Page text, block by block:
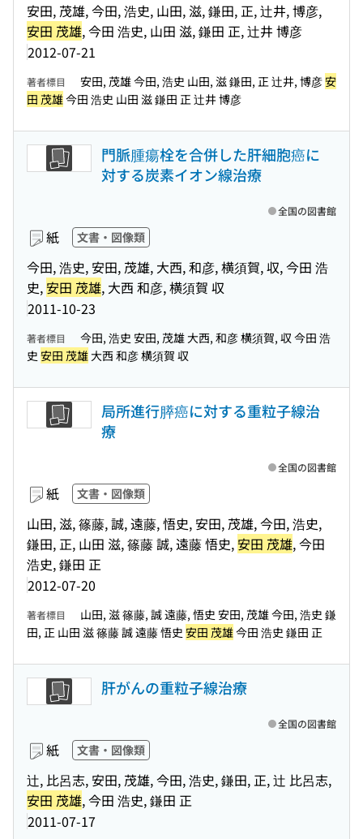
安田, 茂雄, 今田, 浩史, 山田, 滋, 鎌田, 正, 辻井, 博彦,
安田 茂雄, 今田 浩史, 山田 滋, 鎌田 正, 辻井 博彦
2012-07-21
著者標目 安田, 茂雄 今田, 浩史 山田, 滋 鎌田, 正 辻井, 博彦安
田 茂雄今田 浩史 山田 滋 鎌田 正 辻井 博彦
門脈腫瘍栓を合併した肝細胞癌に
対する炭素イオン線治療
紙 文書・図像類
今田, 浩史, 安田, 茂雄, 大西, 和彦, 横須賀, 収, 今田 浩
史, 安田 茂雄, 大西 和彦, 横須賀 収
2011-10-23
全国の図書館
著者標目
今田, 浩史 安田, 茂雄 大西, 和彦 横須賀, 収 今田 浩
史 安田 茂雄 大西 和彦 横須賀 収
局所進行膵癌に対する重粒子線治
療
紙 文書・図像類
山田, 滋, 篠藤, 誠, 遠藤, 悟史, 安田, 茂雄, 今田, 浩史,
鎌田, 正, 山田 滋, 篠藤 誠, 遠藤 悟史, 安田 茂雄, 今田
浩史, 鎌田 正
2012-07-20
全国の図書館
著者標目
山田, 滋 篠藤, 誠 遠藤, 悟史 安田, 茂雄 今田, 浩史 鎌
田, 正 山田 滋 篠藤 誠 遠藤 悟史 安田 茂雄今田 浩史 鎌田 正
肝がんの重粒子線治療
紙 文書・図像類
辻, 比呂志, 安田, 茂雄, 今田, 浩史, 鎌田, 正, 辻 比呂志,
安田 茂雄, 今田 浩史, 鎌田 正
2011-07-17
全国の図書館